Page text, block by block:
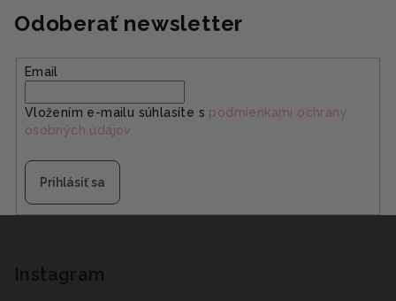
Odoberať newsletter
Email
Vložením e-mailu súhlasíte s podmienkami ochrany
osobných údajov
Prihlásiť sa
Instagram